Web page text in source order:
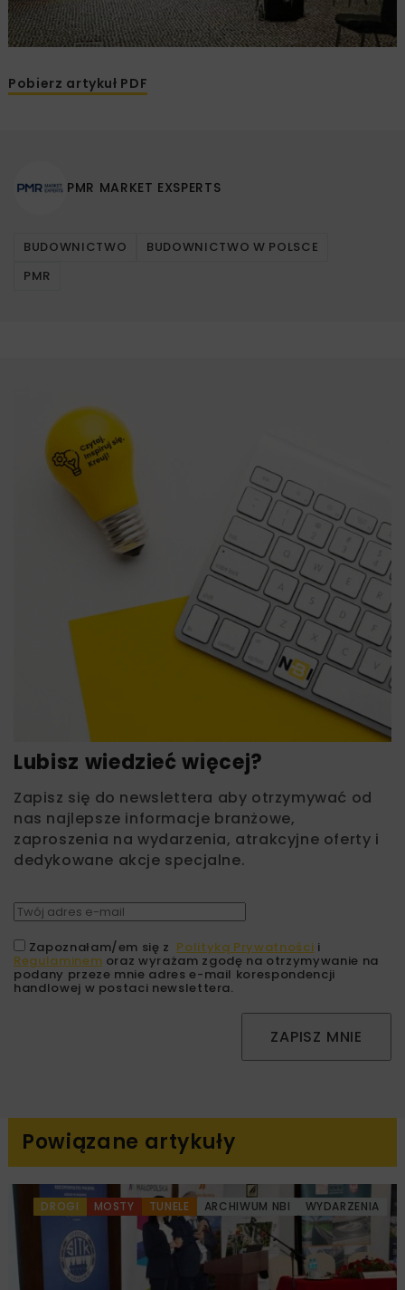
Pobierz artykuł PDF
PMR MARKET EXSPERTS
BUDOWNICTWO
BUDOWNICTWO W POLSCE
PMR
Lubisz wiedzieć więcej?
Zapisz się do newslettera aby otrzymywać od
nas najlepsze informacje branżowe,
zaproszenia na wydarzenia, atrakcyjne oferty i
dedykowane akcje specjalne.
Zapoznałam/em się z Polityką Prywatności i
Regulaminem oraz wyrażam zgodę na otrzymywanie na
podany przeze mnie adres e-mail korespondencji
handlowej w postaci newslettera.
ZAPISZ MNIE
Powiązane artykuły
DROGI MOSTY TUNELE ARCHIWUM NBI WYDARZENIA